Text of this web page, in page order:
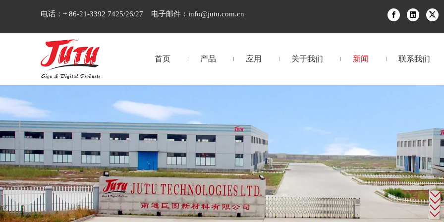
电话：+ 86-21-3392 7425/26/27 电子邮件： info@jutu.com.cn
首页 产品 应用 关于我们 新闻 联系我们